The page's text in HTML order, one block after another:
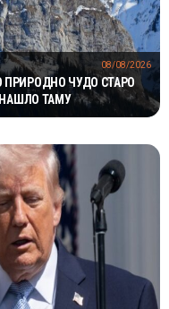
ПРИРОДНО ЧУДО СТАРО
НАШЛО ТАМУ
08/08/2026